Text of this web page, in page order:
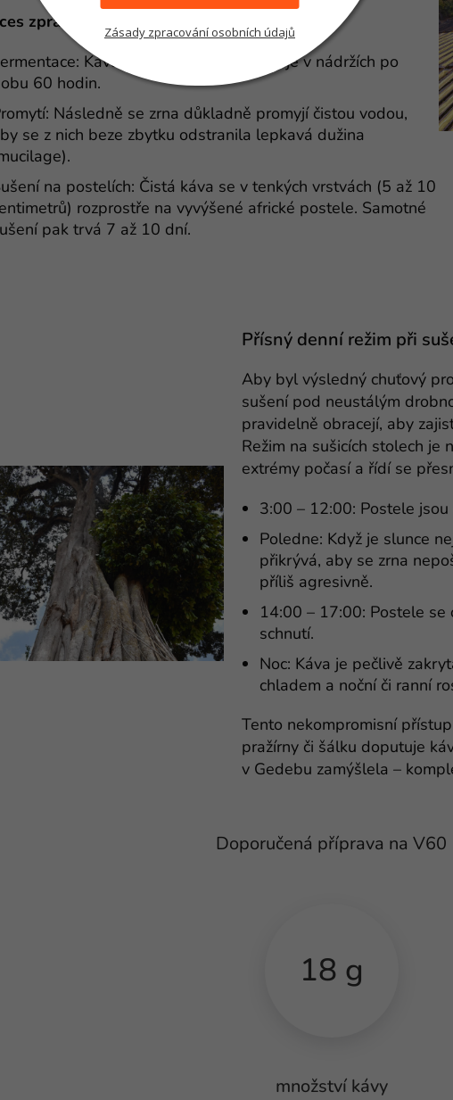
zpracování má svá přísná pravidla:
Káva po vyloupání fermentuje v nádržích po
60 hodin.
Následně se zrna důkladně promyjí čistou vodou,
se z nich beze zbytku odstranila lepkavá dužina
na postelích: Čistá káva se v tenkých vrstvách (5 až 10
rozprostře na vyvýšené africké postele. Samotné
pak trvá 7 až 10 dní.
Přísný denní režim při
Aby byl výsledný chuťový
sušení pod neustálým
pravidelně obracejí, aby
Režim na sušicích stolech je
extrémy počasí a řídí se
3:00 – 12:00: Postele
Poledne: Když je slunce
přikrývá, aby se zrna
příliš agresivně.
14:00 – 17:00: Postele
schnutí.
Noc: Káva je pečlivě
chladem a noční či ranní
Tento nekompromisní
pražírny či šálku doputuje
v Gedebu zamýšlela –
Doporučená příprava na V60
18 g
množství kávy
Zásady zpracování osobních údajů